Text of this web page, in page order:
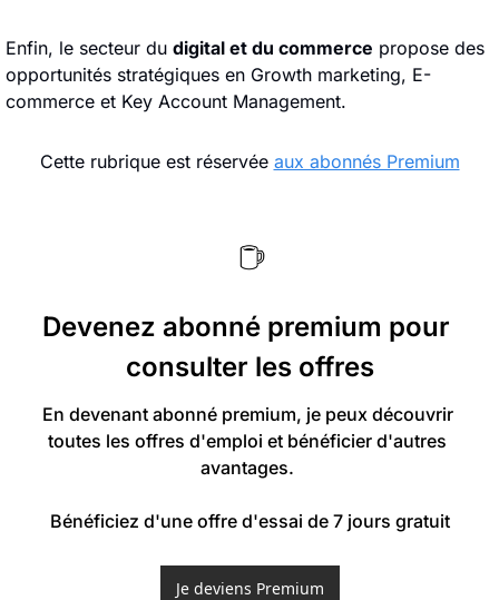
Enfin, le secteur du digital et du commerce propose des
opportunités stratégiques en Growth marketing, E-
commerce et Key Account Management.
Cette rubrique est réservée aux abonnés Premium
Devenez abonné premium pour
consulter les offres
En devenant abonné premium, je peux découvrir
toutes les offres d'emploi et bénéficier d'autres
avantages.
Bénéficiez d'une offre d'essai de 7 jours gratuit
Je deviens Premium